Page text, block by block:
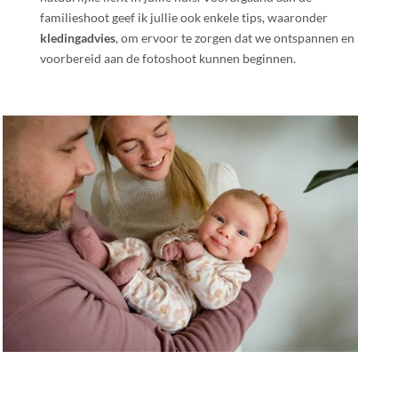
familieshoot geef ik jullie ook enkele tips, waaronder
kledingadvies, om ervoor te zorgen dat we ontspannen en
voorbereid aan de fotoshoot kunnen beginnen.